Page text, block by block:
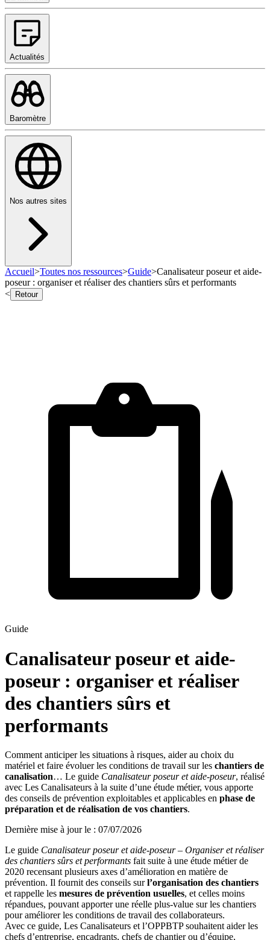
Actualités
Baromètre
Nos autres sites
Accueil>Toutes nos ressources>Guide>Canalisateur poseur et aide-
poseur : organiser et réaliser des chantiers sûrs et performants
<
Retour
Guide
Canalisateur poseur et aide-
poseur : organiser et réaliser
des chantiers sûrs et
performants
Comment anticiper les situations à risques, aider au choix du
matériel et faire évoluer les conditions de travail sur les chantiers de
canalisation… Le guide Canalisateur poseur et aide-poseur, réalisé
avec Les Canalisateurs à la suite d’une étude métier, vous apporte
des conseils de prévention exploitables et applicables en phase de
préparation et de réalisation de vos chantiers.
Dernière mise à jour le : 07/07/2026
Le guide Canalisateur poseur et aide-poseur – Organiser et réaliser
des chantiers sûrs et performants fait suite à une étude métier de
2020 recensant plusieurs axes d’amélioration en matière de
prévention. Il fournit des conseils surl’organisation des chantiers
et rappelle les mesures de prévention usuelles, et celles moins
répandues, pouvant apporter une réelle plus-value sur les chantiers
pour améliorer les conditions de travail des collaborateurs.
Avec ce guide, Les Canalisateurs et l’OPPBTP souhaitent aider les
chefs d’entreprise, encadrants, chefs de chantier ou d’équipe,